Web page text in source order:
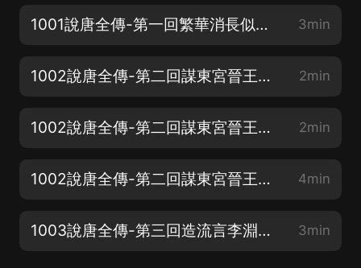
1001說唐全傳-第一回繁華消長似浮雲不朽還須建大勳-04 3min
1002說唐全傳-第二回謀東宮晉王納賄反燕山羅藝興兵-01 2min
1002說唐全傳-第二回謀東宮晉王納賄反燕山羅藝興兵-02 2min
1002說唐全傳-第二回謀東宮晉王納賄反燕山羅藝興兵-03 4min
1003說唐全傳-第三回造流言李淵避禍當馬快叔寶聽差-01 3min